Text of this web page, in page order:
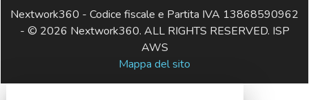
Nextwork360 - Codice fiscale e Partita IVA 13868590962
- © 2026 Nextwork360. ALL RIGHTS RESERVED. ISP
AWS
Mappa del sito